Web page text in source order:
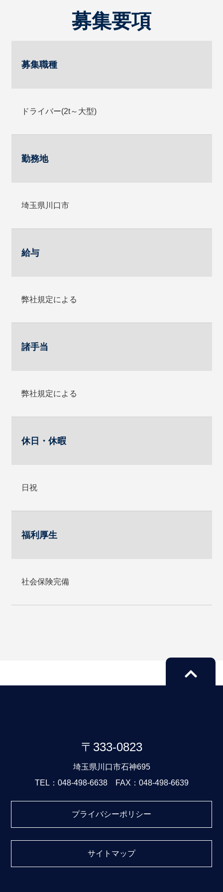
募集要項
募集職種
ドライバー(2t～大型)
勤務地
埼玉県川口市
給与
弊社規定による
諸手当
弊社規定による
休日・休暇
日祝
福利厚生
社会保険完備
プライバシーポリシー
サイトマップ
〒333-0823
埼玉県川口市石神695
TEL：048-498-6638 FAX：048-498-6639